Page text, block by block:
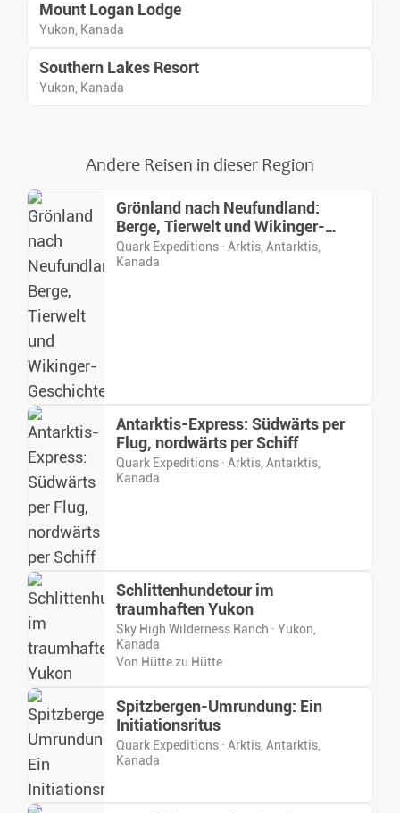
Mount Logan Lodge
Yukon, Kanada
Southern Lakes Resort
Yukon, Kanada
Andere Reisen in dieser Region
Grönland nach Neufundland:
Berge, Tierwelt und Wikinger-
Geschichte
Quark Expeditions · Arktis, Antarktis,
Kanada
Antarktis-Express: Südwärts per
Flug, nordwärts per Schiff
Quark Expeditions · Arktis, Antarktis,
Kanada
Schlittenhundetour im
traumhaften Yukon
Sky High Wilderness Ranch · Yukon,
Kanada
Von Hütte zu Hütte
Spitzbergen-Umrundung: Ein
Initiationsritus
Quark Expeditions · Arktis, Antarktis,
Kanada